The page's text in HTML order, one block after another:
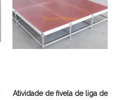
Atividade de fivela de liga de